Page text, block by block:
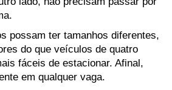
possam ter tamanhos diferentes,
do que veículos de quatro
fáceis de estacionar. Afinal,
em qualquer vaga.